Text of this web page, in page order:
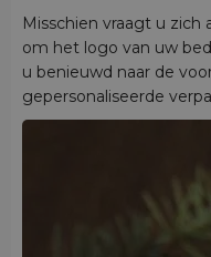
Misschien vraagt u
om het logo van uw
u benieuwd naar de
gepersonaliseerde